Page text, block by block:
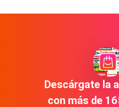
Descárgate la
con más de